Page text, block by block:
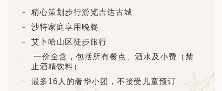
2026年10月5日至16日）
阿拉伯 · 奇迹王国 (2026 年 11
— 26 日)
之旅: 搭乘银海邮轮 “奋进号” 的
旅程（2026 年 12 月 4 日至 14
精心策划步行游览吉达古城
沙特家庭享用晚餐
艾卜哈山区徒步旅行
一价全含，包括所有餐点、酒水及小费（禁
止酒精饮料）
最多16人的奢华小团，不接受儿童预订